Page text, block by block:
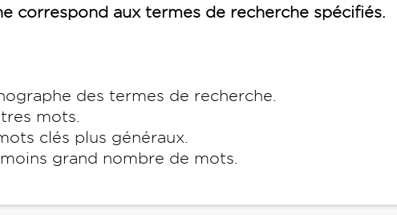
correspond aux termes de recherche spécifiés.
des termes de recherche.
mots.
clés plus généraux.
grand nombre de mots.